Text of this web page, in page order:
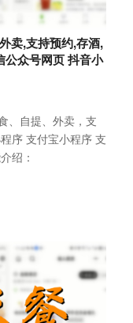
卖,支持预约,存酒,
公众号网页 抖音小
、自提、外卖，支
序 支付宝小程序 支
绍：